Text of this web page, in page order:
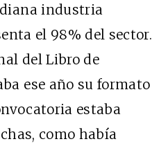
industria
el 98% del sector.
del Libro de
ese año su formato
estaba
como había